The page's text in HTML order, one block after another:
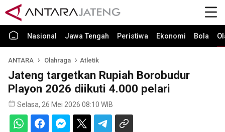
Nasional Jawa Tengah Peristiwa Ekonomi Bola
ANTARA Olahraga Atletik
Jateng targetkan Rupiah Borobudur
Playon 2026 diikuti 4.000 pelari
Selasa, 26 Mei 2026 08:10 WIB